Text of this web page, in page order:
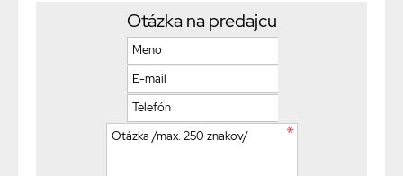
Otázka na predajcu